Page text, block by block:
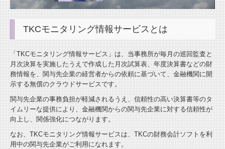
TKCモニタリング情報サービスとは
「TKCモニタリング情報サービス」は、当事務所が毎月の巡回監査と
月次決算を実施したうえで作成した月次試算表、年度決算書などの財
務情報を、関与先企業の経営者からの依頼に基づいて、金融機関に開
示する無償のクラウドサービスです。
関与先企業の事務負担が軽減されるうえ、信頼性の高い決算書等のタ
イムリーな提供により、金融機関からの関与先企業に対する信頼性が
向上し、関係強化につながります。
なお、TKCモニタリング情報サービスは、TKCの財務会計ソフトを利
用中の関与先企業がご利用になれます。